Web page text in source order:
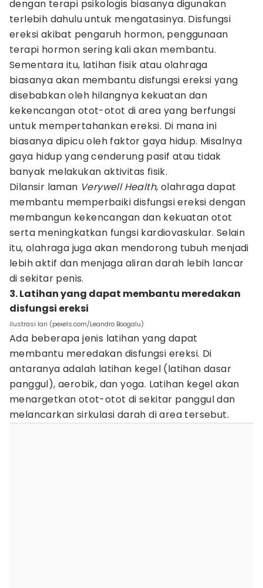
dengan terapi psikologis biasanya digunakan
terlebih dahulu untuk mengatasinya. Disfungsi
ereksi akibat pengaruh hormon, penggunaan
terapi hormon sering kali akan membantu.
Sementara itu, latihan fisik atau olahraga
biasanya akan membantu disfungsi ereksi yang
disebabkan oleh hilangnya kekuatan dan
kekencangan otot-otot di area yang berfungsi
untuk mempertahankan ereksi. Di mana ini
biasanya dipicu oleh faktor gaya hidup. Misalnya
gaya hidup yang cenderung pasif atau tidak
banyak melakukan aktivitas fisik.
Dilansir laman Verywell Health, olahraga dapat
membantu memperbaiki disfungsi ereksi dengan
membangun kekencangan dan kekuatan otot
serta meningkatkan fungsi kardiovaskular. Selain
itu, olahraga juga akan mendorong tubuh menjadi
lebih aktif dan menjaga aliran darah lebih lancar
di sekitar penis.
3. Latihan yang dapat membantu meredakan
disfungsi ereksi
ilustrasi lari (pexels.com/Leandro Boogalu)
Ada beberapa jenis latihan yang dapat
membantu meredakan disfungsi ereksi. Di
antaranya adalah latihan kegel (latihan dasar
panggul), aerobik, dan yoga. Latihan kegel akan
menargetkan otot-otot di sekitar panggul dan
melancarkan sirkulasi darah di area tersebut.